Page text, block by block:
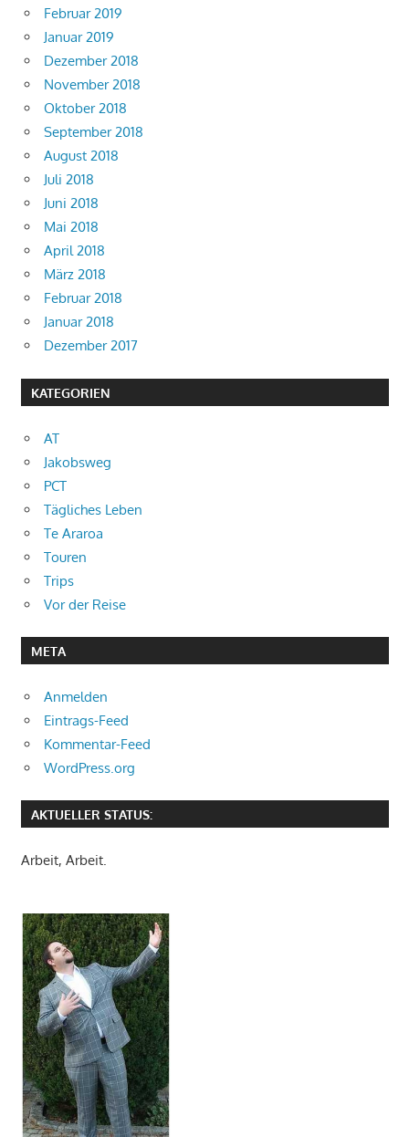
Februar 2019
Januar 2019
Dezember 2018
November 2018
Oktober 2018
September 2018
August 2018
Juli 2018
Juni 2018
Mai 2018
April 2018
März 2018
Februar 2018
Januar 2018
Dezember 2017
KATEGORIEN
AT
Jakobsweg
PCT
Tägliches Leben
Te Araroa
Touren
Trips
Vor der Reise
META
Anmelden
Eintrags-Feed
Kommentar-Feed
WordPress.org
AKTUELLER STATUS:
Arbeit, Arbeit.